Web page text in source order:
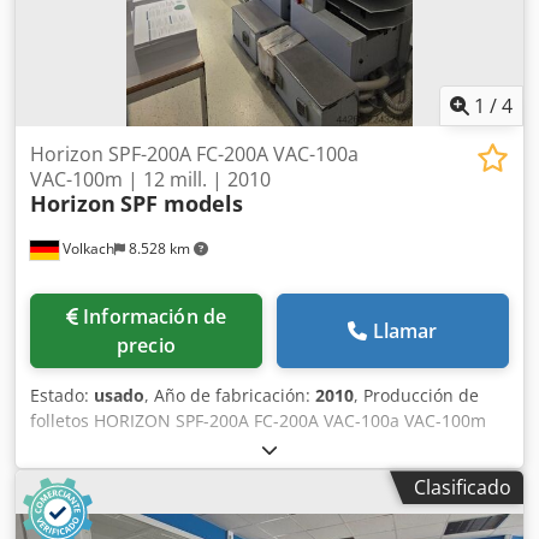
1 /4
Volkach 8.528 km
Horizon SPF-200A FC-200A VAC-100a
VAC-100m | 12 mill. | 2010
Horizon SPF models
Información de
precio
Llamar
Estado: usado, Año de fabricación: 2010, Producción de
folletos HORIZON SPF-200A FC-200A VAC-100a VAC-100m
Este sistema de producción de folletos Horizon usado es
un sistema potente para la producción profesional de
folletos con encuadernación por grapas en el lomo. Consta
de los siguientes componentes principales: - Unidad de
Clasificado